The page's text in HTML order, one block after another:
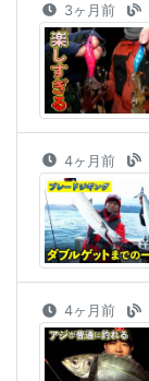
3ヶ月前
4ヶ月前
4ヶ月前